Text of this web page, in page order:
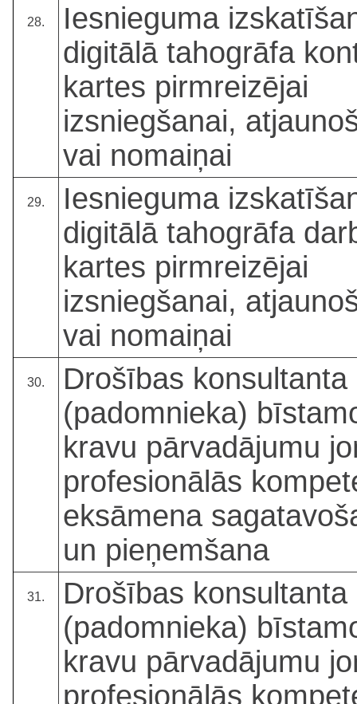
28.
Iesnieguma
digitālā tahogrāfa
kartes pirmreizējai
izsniegšanai,
vai nomaiņai
29.
Iesnieguma
digitālā tahogrāfa
kartes pirmreizējai
izsniegšanai,
vai nomaiņai
30.
Drošības konsultanta
(padomnieka)
kravu pārvadājumu
profesionālās
eksāmena
un pieņemšana
31.
Drošības konsultanta
(padomnieka)
kravu pārvadājumu
profesionālās